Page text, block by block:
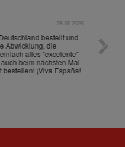
28.05.2026
bestellt und
Abwicklung, die
alles "excelente"
beim nächsten Mal
¡Viva España!
Die
gut
ist